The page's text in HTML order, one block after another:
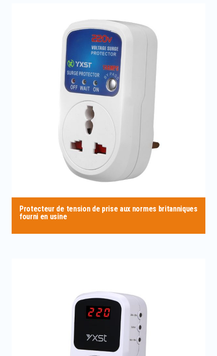
Protecteur de tension de prise aux normes britanniques
fourni en usine